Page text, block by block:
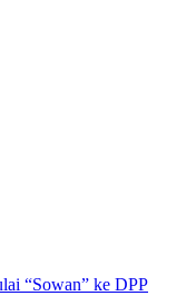
“Sowan” ke DPP